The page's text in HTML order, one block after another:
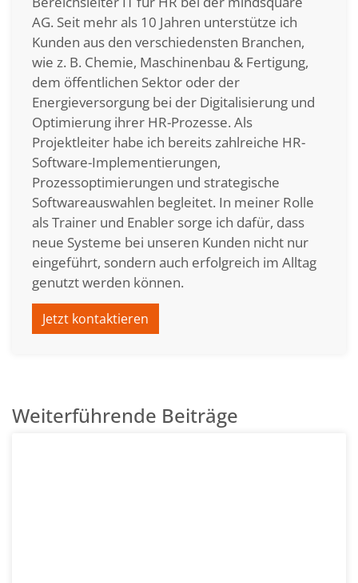
AG. Seit mehr als 10 Jahren unterstütze ich
Kunden aus den verschiedensten Branchen,
wie z. B. Chemie, Maschinenbau & Fertigung,
dem öffentlichen Sektor oder der
Energieversorgung bei der Digitalisierung und
Optimierung ihrer HR-Prozesse. Als
Projektleiter habe ich bereits zahlreiche HR-
Software-Implementierungen,
Prozessoptimierungen und strategische
Softwareauswahlen begleitet. In meiner Rolle
als Trainer und Enabler sorge ich dafür, dass
neue Systeme bei unseren Kunden nicht nur
eingeführt, sondern auch erfolgreich im Alltag
genutzt werden können.
Jetzt kontaktieren
Weiterführende Beiträge